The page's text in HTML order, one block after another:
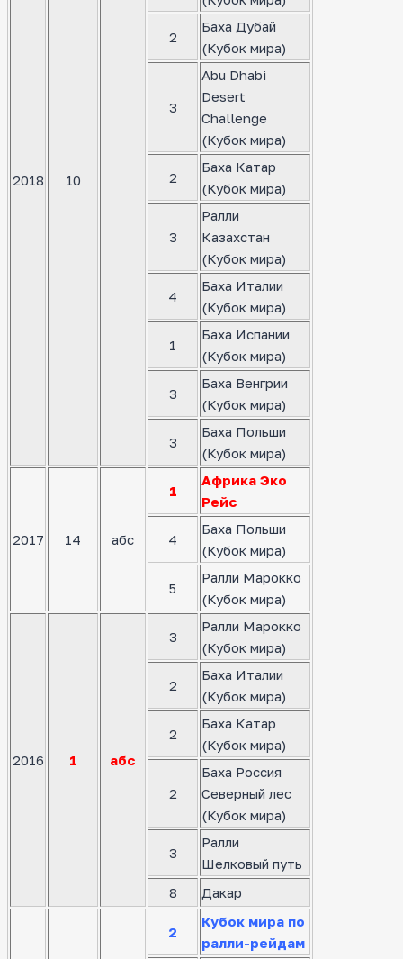
2018 10
2
Баха Дубай
(Кубок мира)
3
Abu Dhabi
Desert
Challenge
(Кубок мира)
2
Баха Катар
(Кубок мира)
3
Ралли
Казахстан
(Кубок мира)
4
Баха Италии
(Кубок мира)
1
Баха Испании
(Кубок мира)
3
Баха Венгрии
(Кубок мира)
3
Баха Польши
(Кубок мира)
2017 14 абс
1
Африка Эко
Рейс
4
Баха Польши
(Кубок мира)
5
Ралли Марокко
(Кубок мира)
2016 1 абс
3
Ралли Марокко
(Кубок мира)
2
Баха Италии
(Кубок мира)
2
Баха Катар
(Кубок мира)
2
Баха Россия
Северный лес
(Кубок мира)
3
Ралли
Шелковый путь
8
Дакар
2
Кубок мира по
ралли-рейдам